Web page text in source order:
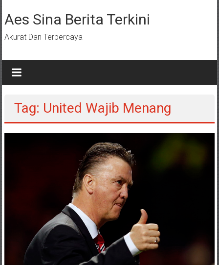
ke
konten
Aes Sina Berita Terkini
Akurat Dan Terpercaya
Tag: United Wajib Menang